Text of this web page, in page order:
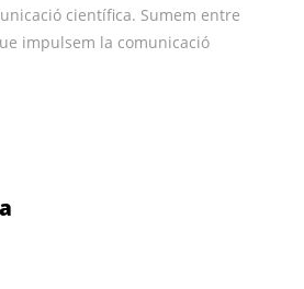
científica. Sumem entre
impulsem la comunicació